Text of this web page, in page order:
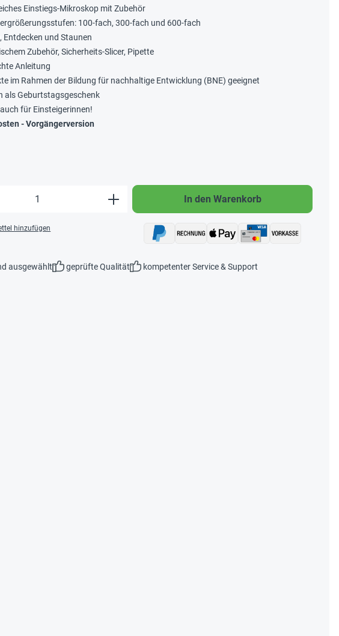
Einstiegs-Mikroskop mit Zubehör
100-fach, 300-fach und 600-fach
Entdecken und Staunen
Zubehör, Sicherheits-Slicer, Pipette
Anleitung
im Rahmen der Bildung für nachhaltige Entwicklung (BNE) geeignet
als Geburtstagsgeschenk
für Einsteigerinnen!
- Vorgängerversion
Anzahl: Gib den gewünschten Wert ein oder
hinzufügen
In den Warenkorb
ausgewählt geprüfte Qualität kompetenter Service & Support